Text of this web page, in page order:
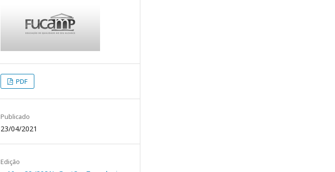
PDF
Publicado
23/04/2021
Edição